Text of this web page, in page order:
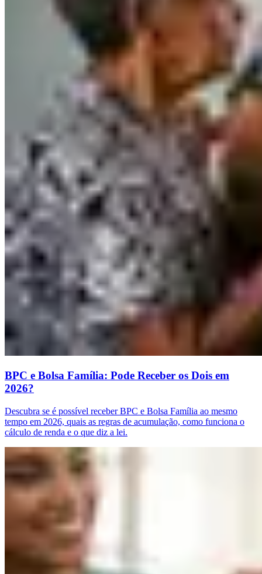
BPC e Bolsa Família: Pode Receber os Dois em
2026?
Descubra se é possível receber BPC e Bolsa Família ao mesmo
tempo em 2026, quais as regras de acumulação, como funciona o
cálculo de renda e o que diz a lei.